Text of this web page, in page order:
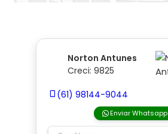
Norton Antunes
Creci: 9825
(61) 98144-9044
Enviar Whatsapp